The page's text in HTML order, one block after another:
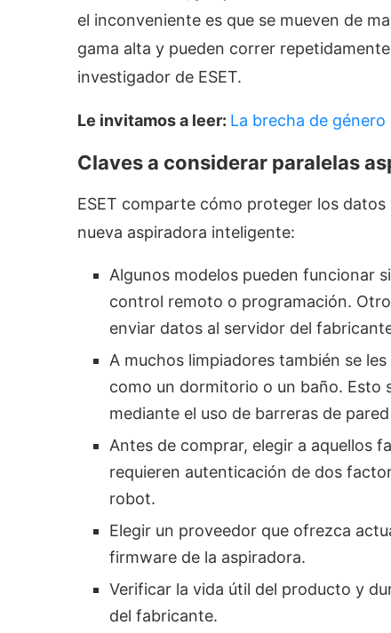
el inconveniente es que se mueven de
gama alta y pueden correr
investigador de ESET.
Le invitamos a leer: La brecha de
Claves a considerar paralelas
ESET comparte cómo proteger los
nueva aspiradora inteligente:
Algunos modelos pueden funcionar
control remoto o programación.
enviar datos al servidor del
A muchos limpiadores también se
como un dormitorio o un baño. Esto
mediante el uso de barreras de
Antes de comprar, elegir a aquellos
requieren autenticación de dos
robot.
Elegir un proveedor que ofrezca
firmware de la aspiradora.
Verificar la vida útil del producto y
del fabricante.